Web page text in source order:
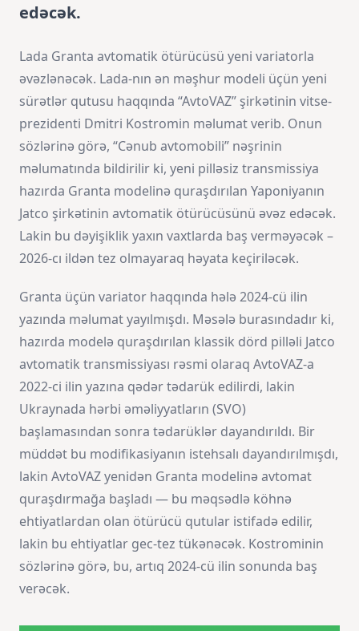
edəcək.
Lada Granta avtomatik ötürücüsü yeni variatorla
əvəzlənəcək. Lada-nın ən məşhur modeli üçün yeni
sürətlər qutusu haqqında “AvtoVAZ” şirkətinin vitse-
prezidenti Dmitri Kostromin məlumat verib. Onun
sözlərinə görə, “Cənub avtomobili” nəşrinin
məlumatında bildirilir ki, yeni pilləsiz transmissiya
hazırda Granta modelinə quraşdırılan Yaponiyanın
Jatco şirkətinin avtomatik ötürücüsünü əvəz edəcək.
Lakin bu dəyişiklik yaxın vaxtlarda baş verməyəcək –
2026-cı ildən tez olmayaraq həyata keçiriləcək.
Granta üçün variator haqqında hələ 2024-cü ilin
yazında məlumat yayılmışdı. Məsələ burasındadır ki,
hazırda modelə quraşdırılan klassik dörd pilləli Jatco
avtomatik transmissiyası rəsmi olaraq AvtoVAZ-a
2022-ci ilin yazına qədər tədarük edilirdi, lakin
Ukraynada hərbi əməliyyatların (SVO)
başlamasından sonra tədarüklər dayandırıldı. Bir
müddət bu modifikasiyanın istehsalı dayandırılmışdı,
lakin AvtoVAZ yenidən Granta modelinə avtomat
quraşdırmağa başladı — bu məqsədlə köhnə
ehtiyatlardan olan ötürücü qutular istifadə edilir,
lakin bu ehtiyatlar gec-tez tükənəcək. Kostrominin
sözlərinə görə, bu, artıq 2024-cü ilin sonunda baş
verəcək.